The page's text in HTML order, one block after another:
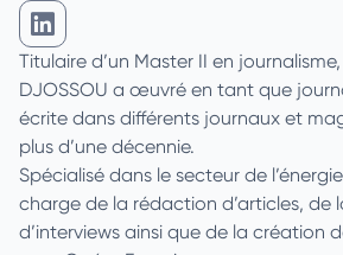
Giovanni Djossou sur
Titulaire d’un Master II en
DJOSSOU a œuvré en tant que
écrite dans différents journaux et
plus d’une décennie.
Spécialisé dans le secteur de
charge de la rédaction d’articles, de
d’interviews ainsi que de la création